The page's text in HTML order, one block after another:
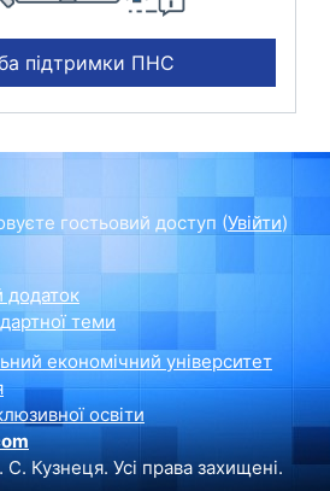
підтримки ПНС
гостьовий доступ (Увійти)
додаток
теми
економічний університет
освіти
Кузнеця. Усі права захищені.